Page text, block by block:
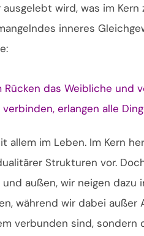
wird, was im
inneres
Rücken das Weibliche und
erlangen alle
allem im Leben. Im Kern
Strukturen vor.
außen, wir neigen
während wir dabei
verbunden sind, sondern